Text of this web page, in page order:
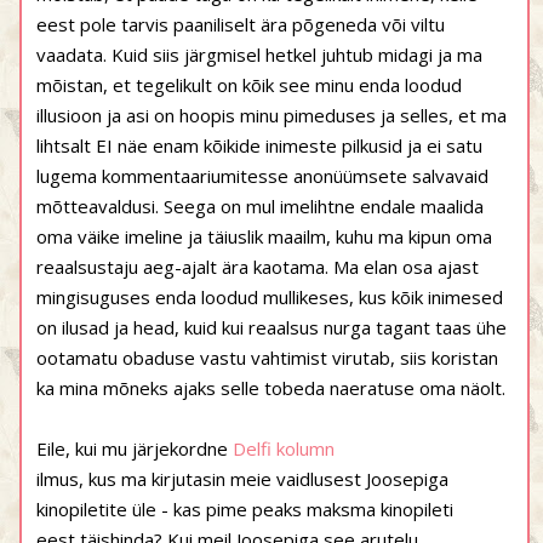
eest pole tarvis paaniliselt ära põgeneda või viltu
vaadata. Kuid siis järgmisel hetkel juhtub midagi ja ma
mõistan, et tegelikult on kõik see minu enda loodud
illusioon ja asi on hoopis minu pimeduses ja selles, et ma
lihtsalt EI näe enam kõikide inimeste pilkusid ja ei satu
lugema kommentaariumitesse anonüümsete salvavaid
mõtteavaldusi. Seega on mul imelihtne endale maalida
oma väike imeline ja täiuslik maailm, kuhu ma kipun oma
reaalsustaju aeg-ajalt ära kaotama. Ma elan osa ajast
mingisuguses enda loodud mullikeses, kus kõik inimesed
on ilusad ja head, kuid kui reaalsus nurga tagant taas ühe
ootamatu obaduse vastu vahtimist virutab, siis koristan
ka mina mõneks ajaks selle tobeda naeratuse oma näolt.
Eile, kui mu järjekordne Delfi kolumn
ilmus, kus ma kirjutasin meie vaidlusest Joosepiga
kinopiletite üle - kas pime peaks maksma kinopileti